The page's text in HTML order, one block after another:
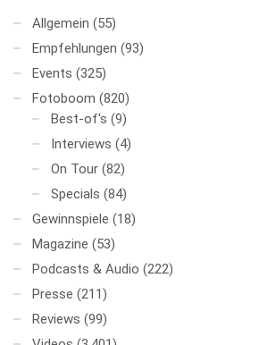
Allgemein (55)
Empfehlungen (93)
Events (325)
Fotoboom (820)
Best-of's (9)
Interviews (4)
On Tour (82)
Specials (84)
Gewinnspiele (18)
Magazine (53)
Podcasts & Audio (222)
Presse (211)
Reviews (99)